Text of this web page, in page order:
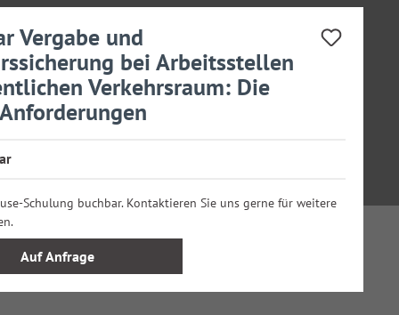
Vergabe und
bei Arbeitsstellen
Verkehrsraum: Die
Schulung buchbar. Kontaktieren Sie uns gerne für weitere
Auf Anfrage